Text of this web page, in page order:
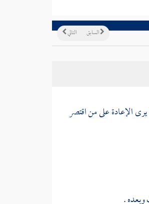
التالي السابق
يرى الإعادة على من اقتصر